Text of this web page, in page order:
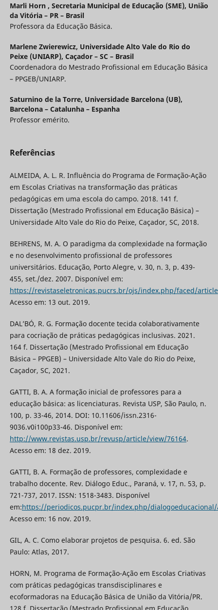
Marli Horn , Secretaria Municipal de Educação (SME), União
da Vitória – PR – Brasil
Professora da Educação Básica.
Marlene Zwierewicz, Universidade Alto Vale do Rio do
Peixe (UNIARP), Caçador – SC – Brasil
Coordenadora do Mestrado Profissional em Educação Básica
– PPGEB/UNIARP.
Saturnino de la Torre, Universidade Barcelona (UB),
Barcelona – Catalunha – Espanha
Professor emérito.
Referências
ALMEIDA, A. L. R. Influência do Programa de Formação-Ação
em Escolas Criativas na transformação das práticas
pedagógicas em uma escola do campo. 2018. 141 f.
Dissertação (Mestrado Profissional em Educação Básica) –
Universidade Alto Vale do Rio do Peixe, Caçador, SC, 2018.
BEHRENS, M. A. O paradigma da complexidade na formação
e no desenvolvimento profissional de professores
universitários. Educação, Porto Alegre, v. 30, n. 3, p. 439-
455, set./dez. 2007. Disponível em:
https://revistaseletronicas.pucrs.br/ojs/index.php/faced/
Acesso em: 13 out. 2019.
DAL’BÓ, R. G. Formação docente tecida colaborativamente
para cocriação de práticas pedagógicas inclusivas. 2021.
164 f. Dissertação (Mestrado Profissional em Educação
Básica – PPGEB) – Universidade Alto Vale do Rio do Peixe,
Caçador, SC, 2021.
GATTI, B. A. A formação inicial de professores para a
educação básica: as licenciaturas. Revista USP, São Paulo, n.
100, p. 33-46, 2014. DOI: 10.11606/issn.2316-
9036.v0i100p33-46. Disponível em:
http://www.revistas.usp.br/revusp/article/view/76164.
Acesso em: 18 dez. 2019.
GATTI, B. A. Formação de professores, complexidade e
trabalho docente. Rev. Diálogo Educ., Paraná, v. 17, n. 53, p.
721-737, 2017. ISSN: 1518-3483. Disponível
em:https://periodicos.pucpr.br/index.php/
Acesso em: 16 nov. 2019.
GIL, A. C. Como elaborar projetos de pesquisa. 6. ed. São
Paulo: Atlas, 2017.
HORN, M. Programa de Formação-Ação em Escolas Criativas
com práticas pedagógicas transdisciplinares e
ecoformadoras na Educação Básica de União da Vitória/PR.